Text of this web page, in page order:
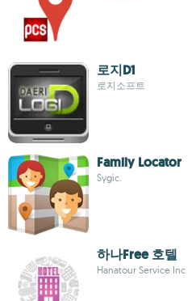
로지D1
로지소프트
Family Locator
Sygic.
하나Free 호텔
Hanatour Service Inc